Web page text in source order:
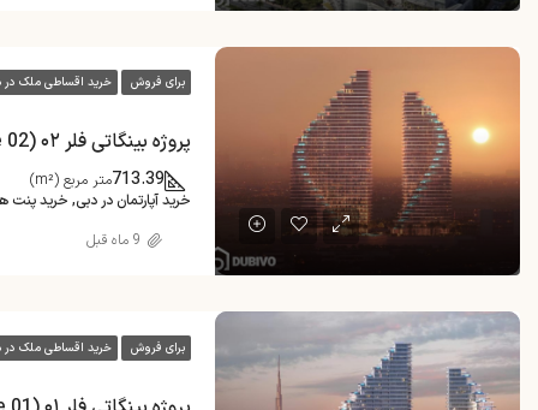
برای فروش خرید اقساطی ملک
پروژه بینگاتی فلر ۰۲ (Binghatti Flare 02) در JVT دبی
713.39متر مربع (m²)
خرید آپارتمان در دبی, خرید
9 ماه قبل
برای فروش خرید اقساطی ملک